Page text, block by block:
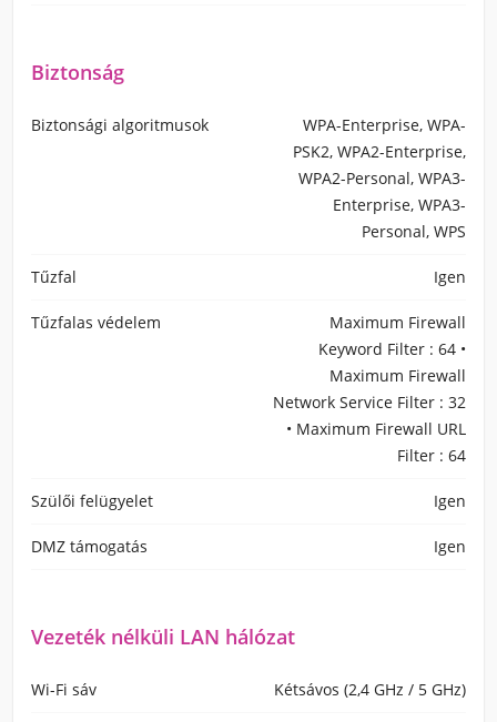
Biztonság
Biztonsági algoritmusok
WPA-Enterprise, WPA-
PSK2, WPA2-Enterprise,
WPA2-Personal, WPA3-
Enterprise, WPA3-
Personal, WPS
Tűzfal Igen
Tűzfalas védelem
Maximum Firewall
Keyword Filter : 64 •
Maximum Firewall
Network Service Filter : 32
• Maximum Firewall URL
Filter : 64
Szülői felügyelet Igen
DMZ támogatás Igen
Vezeték nélküli LAN hálózat
Wi-Fi sáv Kétsávos (2,4 GHz / 5 GHz)